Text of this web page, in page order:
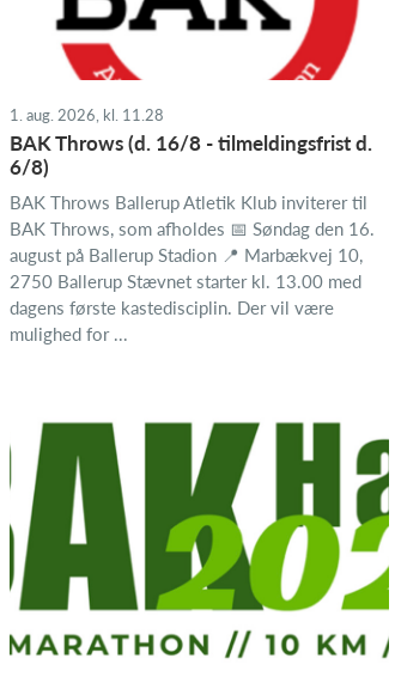
1. aug. 2026, kl. 11.28
BAK Throws (d. 16/8 - tilmeldingsfrist d.
6/8)
BAK Throws Ballerup Atletik Klub inviterer til
BAK Throws, som afholdes 📅 Søndag den 16.
august på Ballerup Stadion 📍 Marbækvej 10,
2750 Ballerup Stævnet starter kl. 13.00 med
dagens første kastedisciplin. Der vil være
mulighed for ...